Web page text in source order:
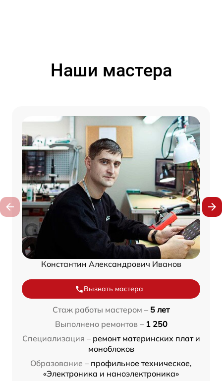
Наши мастера
Константин Александрович Иванов
Вызвать мастера
Стаж работы мастером – 5 лет
Выполнено ремонтов – 1 250
Специализация – ремонт материнских плат и
моноблоков
Образование – профильное техническое,
«Электроника и наноэлектроника»